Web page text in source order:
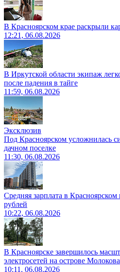
В Красноярском крае раскрыли
12:21, 06.08.2026
В Иркутской области экипаж
после падения в тайге
11:59, 06.08.2026
Эксклюзив
Под Красноярском усложнилась
дачном поселке
11:30, 06.08.2026
Средняя зарплата в
рублей
10:22, 06.08.2026
В Красноярске завершилось
электросетей на острове Молокова
10:11, 06.08.2026